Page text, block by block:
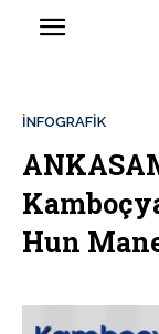
İNFOGRAFIK
Hun